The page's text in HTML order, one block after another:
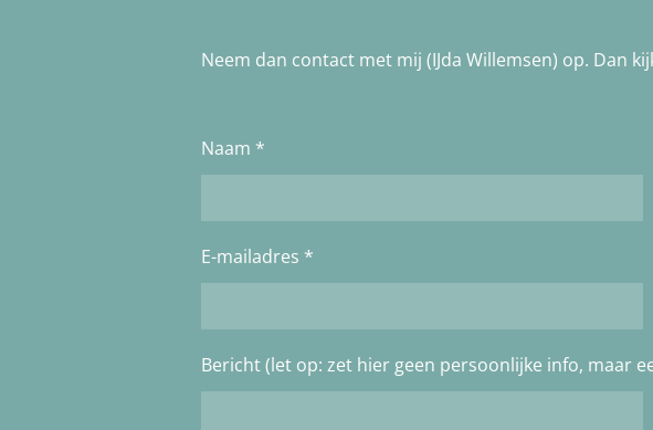
Neem dan contact met mij (IJda Willemsen) op. Dan
Naam *
E-mailadres *
Bericht (let op: zet hier geen persoonlijke info, maar